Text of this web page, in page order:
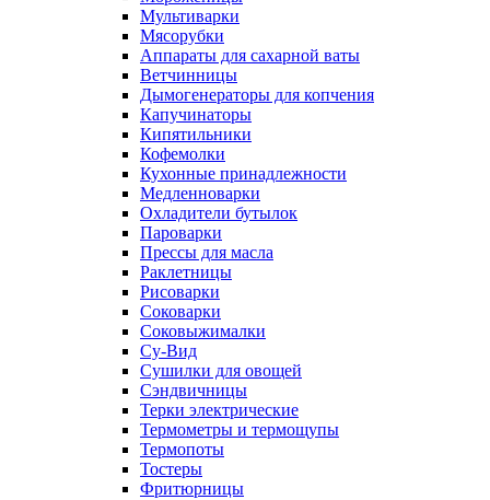
Мультиварки
Мясорубки
Аппараты для сахарной ваты
Ветчинницы
Дымогенераторы для копчения
Капучинаторы
Кипятильники
Кофемолки
Кухонные принадлежности
Медленноварки
Охладители бутылок
Пароварки
Прессы для масла
Раклетницы
Рисоварки
Соковарки
Соковыжималки
Су-Вид
Сушилки для овощей
Сэндвичницы
Терки электрические
Термометры и термощупы
Термопоты
Тостеры
Фритюрницы